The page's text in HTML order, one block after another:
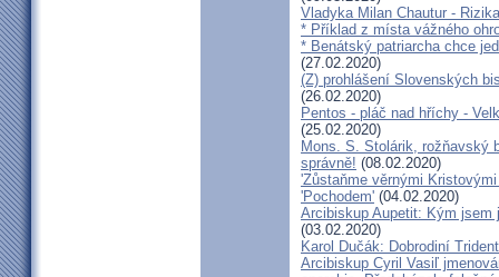
Vladyka Milan Chautur -
* Příklad z místa vážného
* Benátský patriarcha chce
(27.02.2020)
(Z) prohlášení Slovenských
(26.02.2020)
Pentos - pláč nad hříchy -
(25.02.2020)
Mons. S. Stolárik, rožňavský
správně! (08.02.2020)
'Zůstaňme věrnými
'Pochodem' (04.02.2020)
Arcibiskup Aupetit: Kým jsem
(03.02.2020)
Karol Dučák: Dobrodiní
Arcibiskup Cyril Vasiľ